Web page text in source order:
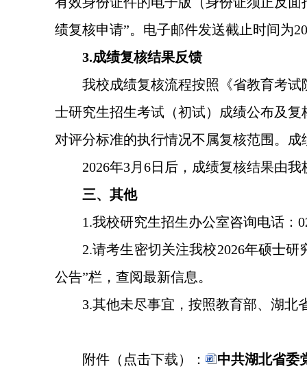
绩复核申请”。电子邮件发送截止时间为
3.成绩复核结果反馈
我校成绩复核流程按照《省教育考
士研究生招生考试（初试）成绩公布及
对评分标准的执行情况不属复核范围。
2026年3月6日后，成绩复核结果由
三、其他
1.我校研究生招生办公室咨询电话：
2.请考生密切关注我校2026年硕士
公告”栏，查阅最新信息。
3.其他未尽事宜，按照教育部、湖北
附件（点击下载）： 中共湖北省委